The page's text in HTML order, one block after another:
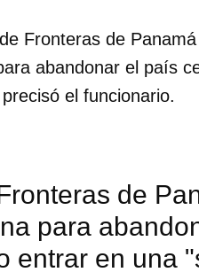
Fronteras de
abandonar el país
el funcionario.
de
para
entrar en una